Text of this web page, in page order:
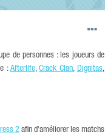
de personnes : les joueurs de
: Afterlife,Crack Clan, Dignitas,
2 afin d'améliorer les matchs